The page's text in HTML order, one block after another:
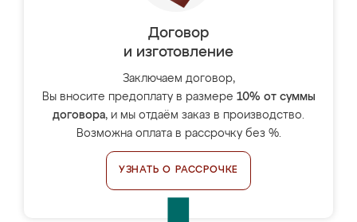
Договор
и изготовление
Заключаем договор,
Вы вносите предоплату в размере 10% от суммы
договора, и мы отдаём заказ в производство.
Возможна оплата в рассрочку без %.
УЗНАТЬ О РАССРОЧКЕ